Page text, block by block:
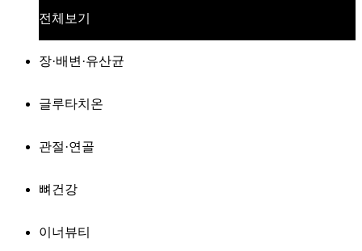
전체보기
장·배변·유산균
글루타치온
관절·연골
뼈건강
이너뷰티